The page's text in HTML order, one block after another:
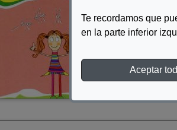
Te recordamos que
en la parte inferior
Aceptar